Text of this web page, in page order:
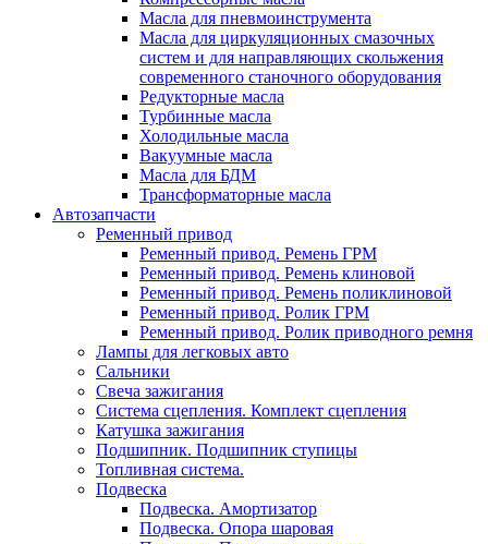
Масла для пневмоинструмента
Масла для циркуляционных смазочных
систем и для направляющих скольжения
современного станочного оборудования
Редукторные масла
Турбинные масла
Холодильные масла
Вакуумные масла
Масла для БДМ
Трансформаторные масла
Автозапчасти
Ременный привод
Ременный привод. Ремень ГРМ
Ременный привод. Ремень клиновой
Ременный привод. Ремень поликлиновой
Ременный привод. Ролик ГРМ
Ременный привод. Ролик приводного ремня
Лампы для легковых авто
Сальники
Свеча зажигания
Система сцепления. Комплект сцепления
Катушка зажигания
Подшипник. Подшипник ступицы
Топливная система.
Подвеска
Подвеска. Амортизатор
Подвеска. Опора шаровая